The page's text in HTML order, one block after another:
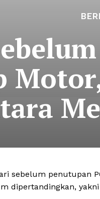
sebelum penutupan
dipertandingkan,